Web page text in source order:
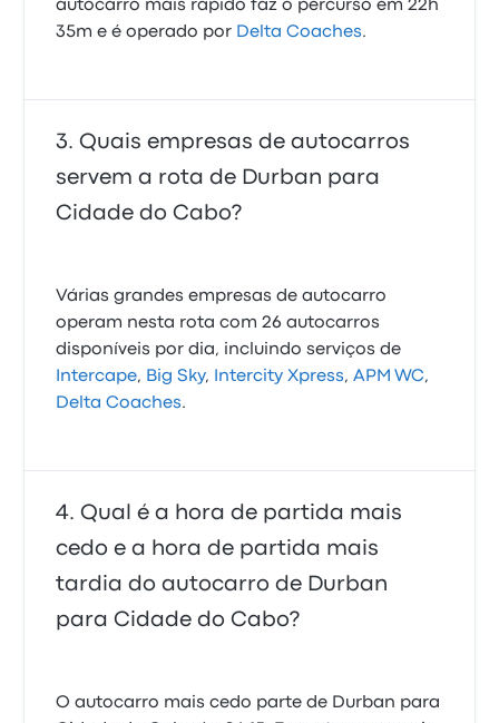
autocarro mais rápido faz o percurso em 22h
35m e é operado por Delta Coaches.
Quais empresas de autocarros
servem a rota de Durban para
Cidade do Cabo?
Várias grandes empresas de autocarro
operam nesta rota com 26 autocarros
disponíveis por dia, incluindo serviços de
Intercape, Big Sky, Intercity Xpress,APM WC,
Delta Coaches.
Qual é a hora de partida mais
cedo e a hora de partida mais
tardia do autocarro de Durban
para Cidade do Cabo?
O autocarro mais cedo parte de Durban para